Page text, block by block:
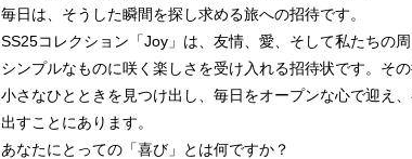
毎日は、そうした瞬間を探し求める旅への招待です。
SS25コレクション「Joy」は、友情、愛、そして私たちの
シンプルなものに咲く楽しさを受け入れる招待状です。その
小さなひとときを見つけ出し、毎日をオープンな心で迎え
出すことにあります。
あなたにとっての「喜び」とは何ですか？